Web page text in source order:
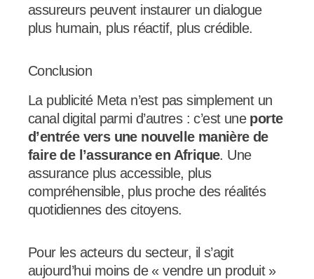
assureurs peuvent instaurer un dialogue
plus humain, plus réactif, plus crédible.
Conclusion
La publicité Meta n’est pas simplement un
canal digital parmi d’autres : c’est une porte
d’entrée vers une nouvelle manière de
faire de l’assurance en Afrique. Une
assurance plus accessible, plus
compréhensible, plus proche des réalités
quotidiennes des citoyens.
Pour les acteurs du secteur, il s’agit
aujourd’hui moins de « vendre un produit »